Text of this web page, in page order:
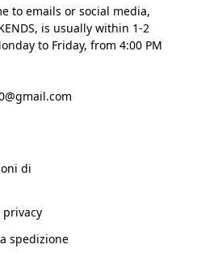
to emails or social media,
is usually within 1-2
to Friday, from 4:00 PM
di
spedizione